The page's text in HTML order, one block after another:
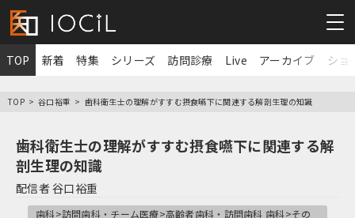
TOP 新着 特集 シリーズ 訪問診療 Live アーカイブ ショ
TOP 谷口裕重 歯科衛生士の理解がすすむ摂食嚥下に関連する解剖生理の知識
歯科衛生士の理解がすすむ摂食嚥下に関連する解
剖生理の知識
配信者谷口裕重
歯科>訪問歯科・チーム医療>高齢者歯科・訪問歯科 歯科>その